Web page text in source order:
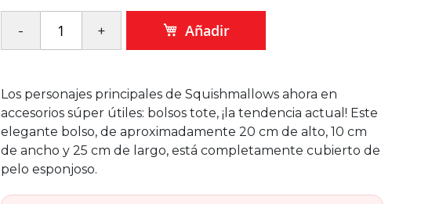
Añadir
Los personajes principales de Squishmallows ahora en
accesorios súper útiles: bolsos tote, ¡la tendencia actual! Este
elegante bolso, de aproximadamente 20 cm de alto, 10 cm
de ancho y 25 cm de largo, está completamente cubierto de
pelo esponjoso.